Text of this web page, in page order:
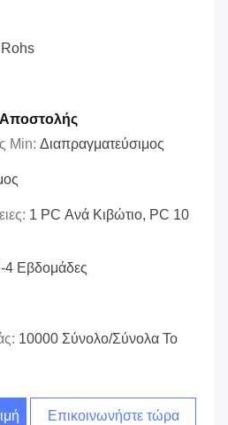
Min: Διαπραγματεύσιμος
1 PC Ανά Κιβώτιο, PC 10
4 Εβδομάδες
10000 Σύνολο/σύνολα Το
Επικοινωνήστε τώρα